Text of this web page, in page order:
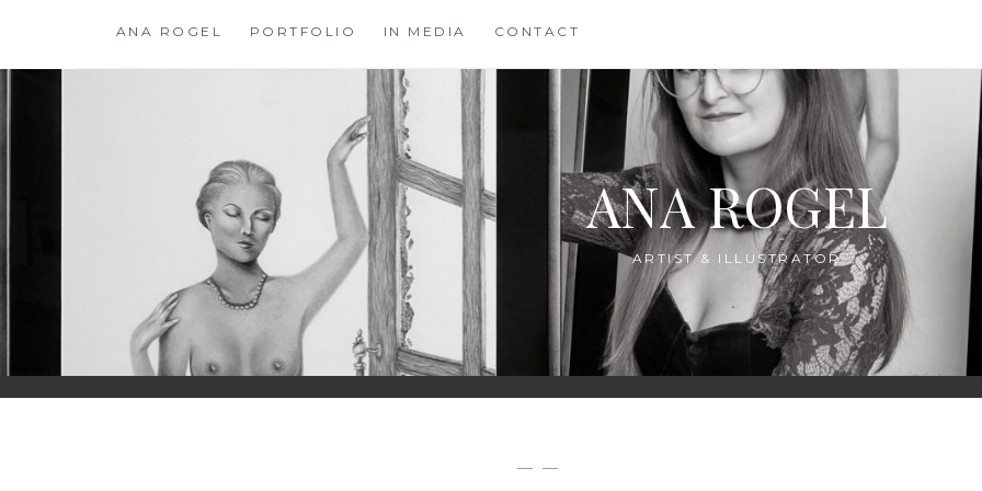
content
ANA ROGEL PORTFOLIO IN MEDIA CONTACT
ANA ROGEL
ARTIST & ILLUSTRATOR
— —